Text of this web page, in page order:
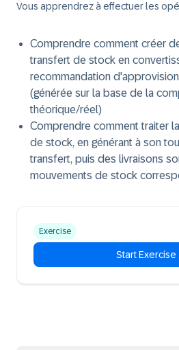
Vous apprendrez à effectuer les
Comprendre comment créer
transfert de stock en
recommandation
(générée sur la base de la
théorique/réel)
Comprendre comment traiter
de stock, en générant à son
transfert, puis des livraisons
mouvements de stock
Exercise
Start Exercise